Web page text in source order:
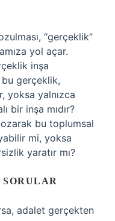
“gerçeklik”
yol açar.
inşa
gerçeklik,
yoksa yalnızca
bir inşa mıdır?
bu toplumsal
mi, yoksa
yaratır mı?
adalet gerçekten